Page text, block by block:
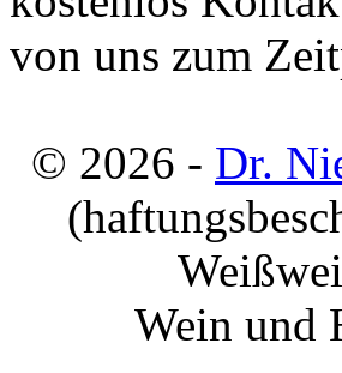
von uns zum
© 2026 - Dr.
Wein und